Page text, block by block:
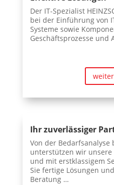
Der IT-Spezialist
bei der Einführung von
Systeme sowie
Geschäftsprozesse und
Ihr zuverlässiger
Von der Bedarfsanalyse
unterstützen wir
und mit erstklassigem
Sie fertige Lösungen
Beratung …